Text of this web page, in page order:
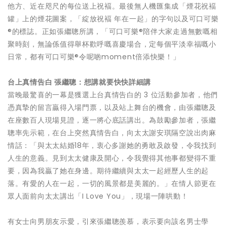
他方、近在咫尺的每位送上祝褔。最後無人機匯集成「煙花祝褔
罐」上的煙花圖案，「綻放祝褔 年在一起」的字句以及可口可樂
®的標誌。正如張繼聰所講，「可口可樂®陪伴大家走過無數嘅相
聚時刻，無論係值得舉杯歡呼嘅喜慶場合，定每個平淡幸福嘅小
日常，都有可口可樂®令呢啲moment倍添快樂！」
台上真情告白 張繼聰：想講就要快快詳細講
當晚最驚喜的一幕是獲選上台真情告白的 3 位活動參加者，他們
憑真摯的留言贏得入場門票，以及站上舞台的機會，由張繼聰及
在座數百人現場見證，逐一將心底話講出。為鼓勵參加者，張繼
聰率先示範，在台上突然真情告白，向太太謝安琪隔空說出肉麻
情話：「與太太結婚18年，衷心多謝她的勇敢及啟發，令我找到
人生的意義。見到太太健康及開心，令我覺得其他事都變得不重
要，因為我贏了她在身邊。期待繼續與太太一起經歷人生的起
落。有愛的人在一起，一切的風景都是美麗的。」在情人節更在
眾人面前向太太講出「I Love You」，現場一陣哄動！
有女士向男朋友示愛，引來張繼聰羨慕，表示要向該名男士學